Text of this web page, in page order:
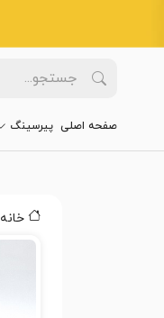
صفحه اصلی پیرسینگ
خانه